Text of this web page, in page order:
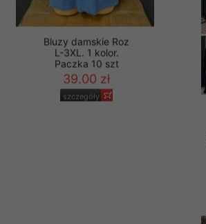
Bluzy damskie Roz
L-3XL. 1 kolor.